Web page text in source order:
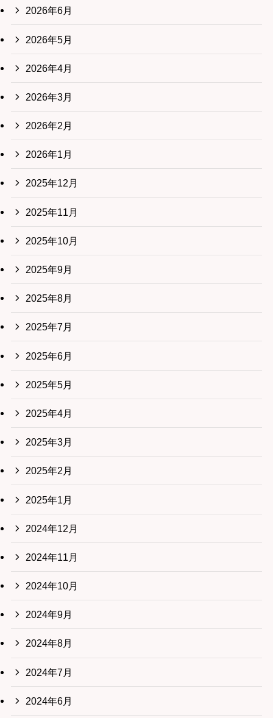
2026年6月
2026年5月
2026年4月
2026年3月
2026年2月
2026年1月
2025年12月
2025年11月
2025年10月
2025年9月
2025年8月
2025年7月
2025年6月
2025年5月
2025年4月
2025年3月
2025年2月
2025年1月
2024年12月
2024年11月
2024年10月
2024年9月
2024年8月
2024年7月
2024年6月